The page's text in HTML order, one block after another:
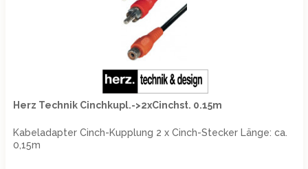
Herz Technik Cinchkupl.->2xCinchst. 0.15m
Kabeladapter Cinch-Kupplung 2 x Cinch-Stecker Länge: ca.
0,15m